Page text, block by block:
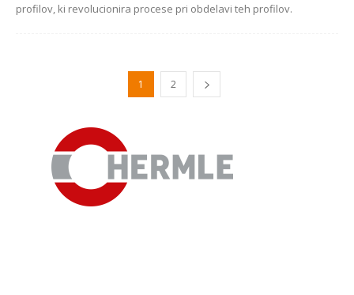
profilov, ki revolucionira procese pri obdelavi teh profilov.
1 2